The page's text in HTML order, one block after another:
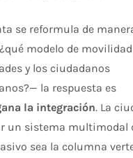
se reformula de
modelo de
y los ciudadanos
la respuesta es
la integración. La
un sistema multimodal
sea la columna